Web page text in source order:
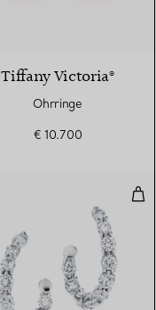
Tiffany Victoria®
Ohrringe
€ 10.700